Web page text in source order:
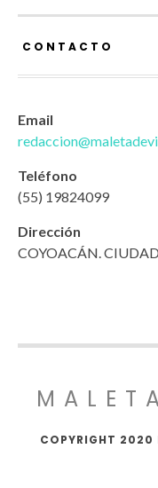
CONTACTO
Email
Teléfono
(55) 19824099
Dirección
COYOACÁN.
COPYRIGHT 2020